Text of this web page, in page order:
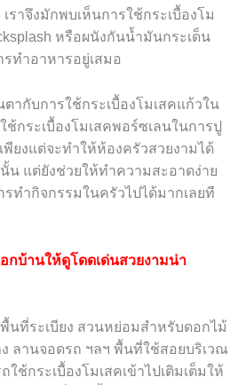
ราจึงมักพบเห็นการใช้กระเบื้องโม
หรือผนังกันน้ำมันกระเด็น
ทำอาหารอยู่เสมอ
ากับการใช้กระเบื้องโมเสคแก้วใน
ช้กระเบื้องโมเสคพอร์ซเลนในการปู
ยงแต่จะทำให้ห้องครัวสวยงามได้
นั้น แต่ยังช่วยให้ทำความสะอาดง่าย
รทำกิจกรรมในครัวไปได้มากเลยที
กบ้านให้ดูโดดเด่นสวยงามน่า
นที่ระเบียง สวนหย่อมสำหรับดอกไม้
ลานจอดรถ ฯลฯ พื้นที่ใช้สอยบริเวณ
ช้กระเบื้องโมเสคเข้าไปเติมเต็มให้